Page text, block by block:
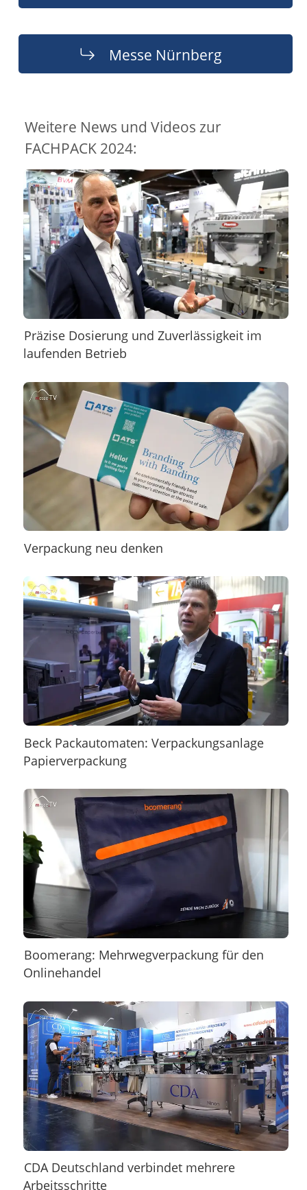
Messe Nürnberg
Weitere News und Videos zur
FACHPACK 2024:
Präzise Dosierung und Zuverlässigkeit im
laufenden Betrieb
Verpackung neu denken
Beck Packautomaten: Verpackungsanlage
Papierverpackung
Boomerang: Mehrwegverpackung für den
Onlinehandel
CDA Deutschland verbindet mehrere
Arbeitsschritte